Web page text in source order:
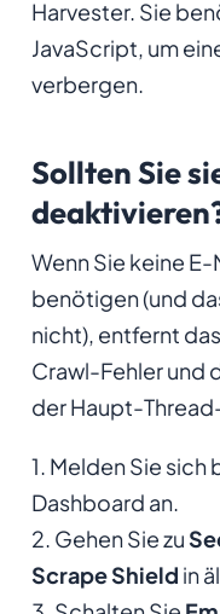
Harvester. Sie
JavaScript, um
verbergen.
Sollten Sie
Wenn Sie keine
benötigen (und
nicht), entfernt
Crawl-Fehler und
der Haupt-
1. Melden Sie
Dashboard an.
2. Gehen Sie zu
Scrape Shield in